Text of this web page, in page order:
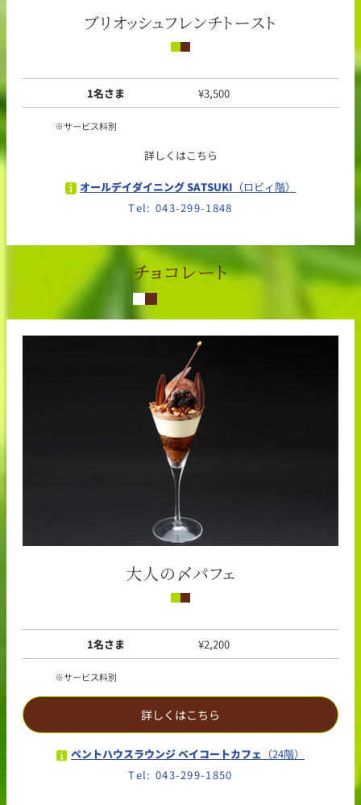
ブリオッシュフレンチトースト
1名さま ¥3,500
サービス料別
詳しくはこちら
オールデイダイニング SATSUKI （ロビィ階）
Tel: 043-299-1848
チョコレート
大人の〆パフェ
1名さま ¥2,200
サービス料別
詳しくはこちら
ペントハウスラウンジ ベイコートカフェ （24階）
Tel: 043-299-1850